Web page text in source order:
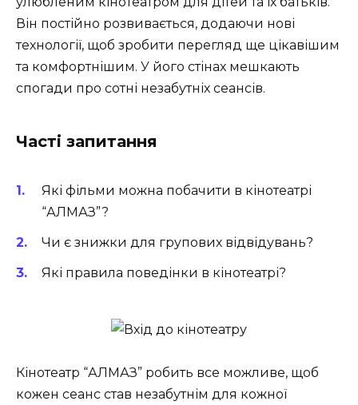
Він постійно розвивається, додаючи нові
технології, щоб зробити перегляд ще цікавішим
та комфортнішим. У його стінах мешкають
спогади про сотні незабутніх сеансів.
Часті запитання
Які фільми можна побачити в кінотеатрі
“АЛМАЗ”?
Чи є знижки для групових відвідувань?
Які правила поведінки в кінотеатрі?
Кінотеатр “АЛМАЗ” робить все можливе, щоб
кожен сеанс став незабутнім для кожної